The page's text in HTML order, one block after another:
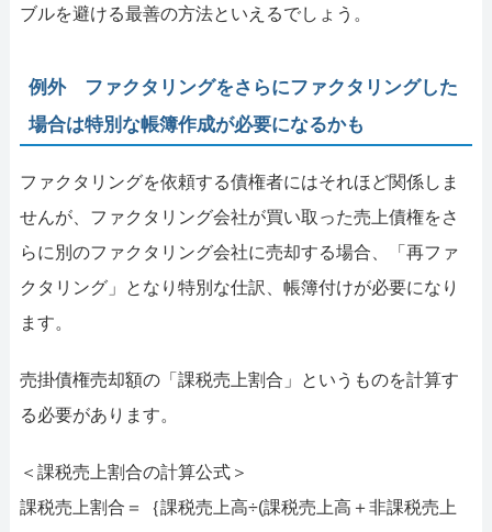
ブルを避ける最善の方法といえるでしょう。
例外 ファクタリングをさらにファクタリングした
場合は特別な帳簿作成が必要になるかも
ファクタリングを依頼する債権者にはそれほど関係しま
せんが、ファクタリング会社が買い取った売上債権をさ
らに別のファクタリング会社に売却する場合、「再ファ
クタリング」となり特別な仕訳、帳簿付けが必要になり
ます。
売掛債権売却額の「課税売上割合」というものを計算す
る必要があります。
＜課税売上割合の計算公式＞
課税売上割合＝｛課税売上高÷(課税売上高＋非課税売上